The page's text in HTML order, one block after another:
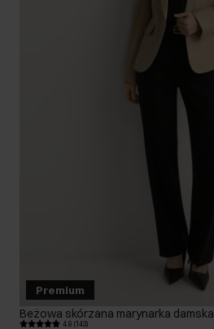
Premium
Beżowa skórzana marynarka damska
4.9 (143)